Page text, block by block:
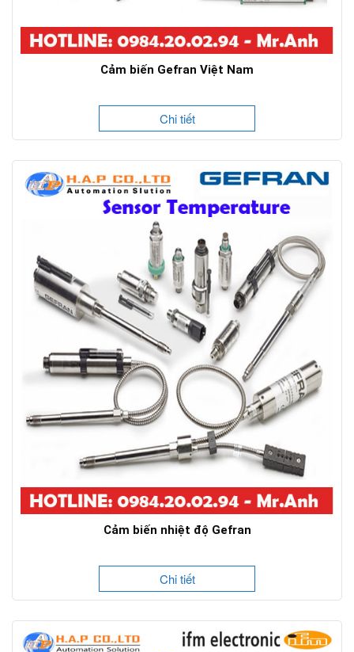
Cảm biến Gefran Việt Nam
Chi tiết
Cảm biến nhiệt độ Gefran
Chi tiết